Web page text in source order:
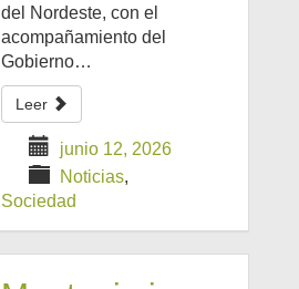
del Nordeste, con el
acompañamiento del
Gobierno…
Leer
junio 12, 2026
Noticias,
Sociedad